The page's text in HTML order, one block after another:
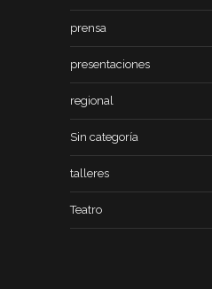
prensa
presentaciones
regional
Sin categoría
talleres
Teatro